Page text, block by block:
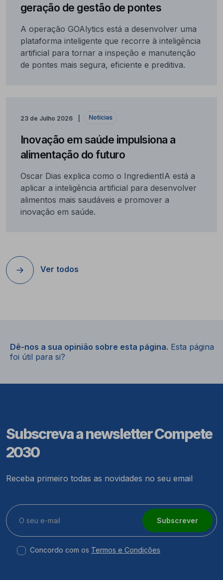
geração de gestão de pontes
A operação GOAlytics está a desenvolver uma
plataforma inteligente que recorre à inteligência
artificial para tornar a inspeção e manutenção
de pontes mais segura, eficiente e preditiva.
23 de Julho 2026 Notícias
Inovação em saúde impulsiona a
alimentação do futuro
Oscar Dias explica como o IngredientIA está a
aplicar a inteligência artificial para desenvolver
alimentos mais saudáveis e promover a
inovação em saúde.
Ver todos
Dê-nos a sua opinião sobre esta página. Esta página
foi útil para si?
Subscreva a newsletter Compete
2030
Receba primeiro todas as novidades no seu email
Subscrever
Concordo com os Termos e Condições